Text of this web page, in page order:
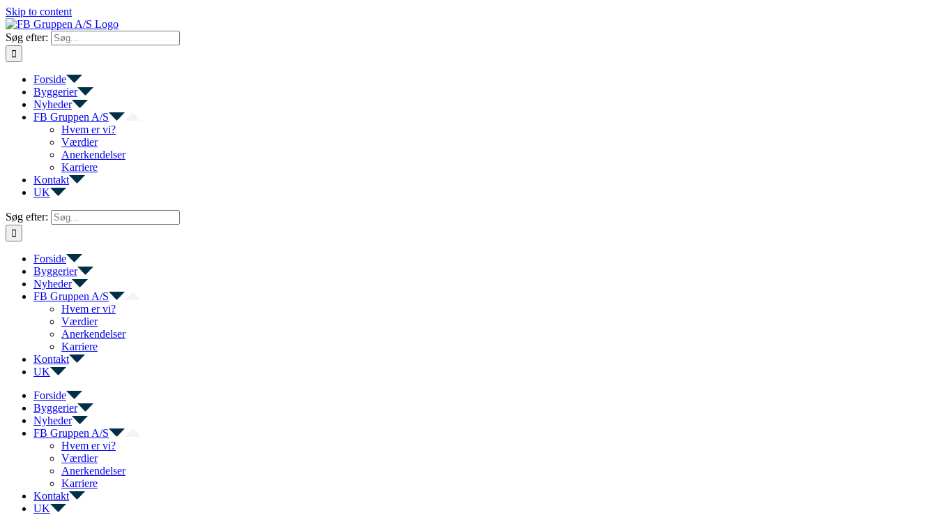
Skip to content
Søg efter:
Forside
Byggerier
Nyheder
FB Gruppen A/S
Hvem er vi?
Værdier
Anerkendelser
Karriere
Kontakt
UK
Søg efter:
Forside
Byggerier
Nyheder
FB Gruppen A/S
Hvem er vi?
Værdier
Anerkendelser
Karriere
Kontakt
UK
Forside
Byggerier
Nyheder
FB Gruppen A/S
Hvem er vi?
Værdier
Anerkendelser
Karriere
Kontakt
UK